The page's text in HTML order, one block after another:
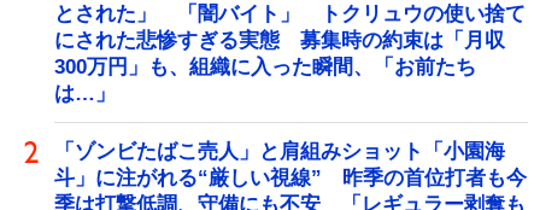
とされた」 「闇バイト」 トクリュウの使い捨て
にされた悲惨すぎる実態 募集時の約束は「月収
300万円」も、組織に入った瞬間、「お前たち
は…」
「ゾンビたばこ売人」と肩組みショット「小園海
斗」に注がれる“厳しい視線” 昨季の首位打者も今
季は打撃低調、守備にも不安 「レギュラー剥奪も